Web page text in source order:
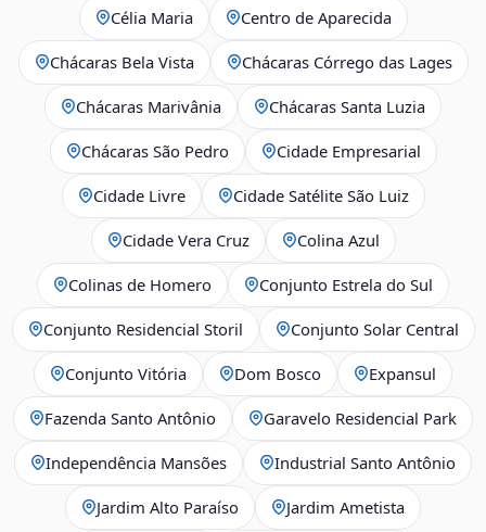
Célia Maria Centro de Aparecida
Chácaras Bela Vista Chácaras Córrego das Lages
Chácaras Marivânia Chácaras Santa Luzia
Chácaras São Pedro Cidade Empresarial
Cidade Livre Cidade Satélite São Luiz
Cidade Vera Cruz Colina Azul
Colinas de Homero Conjunto Estrela do Sul
Conjunto Residencial Storil Conjunto Solar Central
Conjunto Vitória Dom Bosco Expansul
Fazenda Santo Antônio Garavelo Residencial Park
Independência Mansões Industrial Santo Antônio
Jardim Alto Paraíso Jardim Ametista